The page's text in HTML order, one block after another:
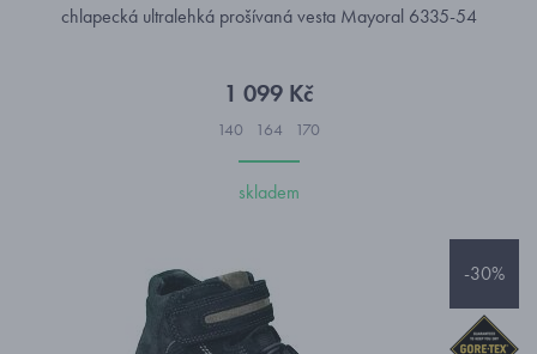
chlapecká ultralehká prošívaná vesta Mayoral 6335-54
1 099 Kč
140 164 170
skladem
-30%